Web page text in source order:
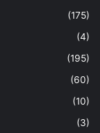
(175)
(4)
(195)
(60)
(10)
(3)